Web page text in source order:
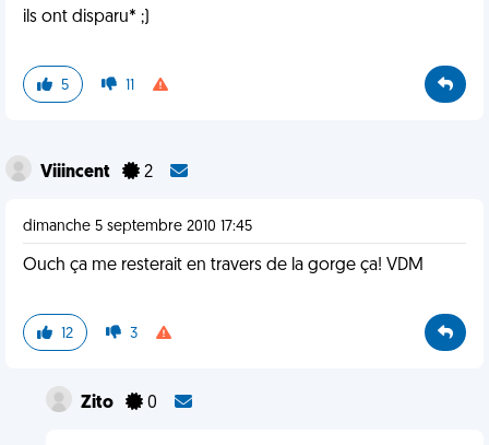
ils ont disparu* ;)
5 11
Viiincent 2
dimanche 5 septembre 2010 17:45
Ouch ça me resterait en travers de la gorge ça! VDM
12 3
Zito 0